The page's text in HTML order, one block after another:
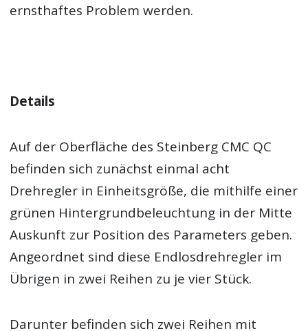
ernsthaftes Problem werden.
Details
Auf der Oberfläche des Steinberg CMC QC
befinden sich zunächst einmal acht
Drehregler in Einheitsgröße, die mithilfe einer
grünen Hintergrundbeleuchtung in der Mitte
Auskunft zur Position des Parameters geben.
Angeordnet sind diese Endlosdrehregler im
Übrigen in zwei Reihen zu je vier Stück.
Darunter befinden sich zwei Reihen mit